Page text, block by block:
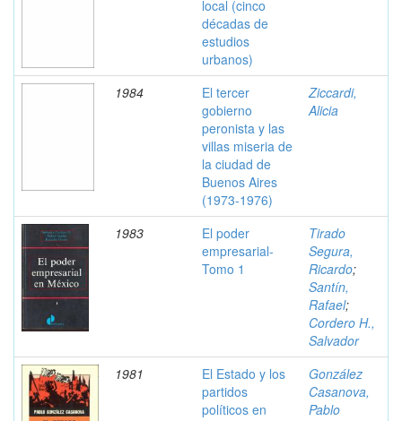
local (cinco
décadas de
estudios
urbanos)
1984
El tercer
gobierno
peronista y las
villas miseria de
la ciudad de
Buenos Aires
(1973-1976)
Ziccardi,
Alicia
1983
El poder
empresarial-
Tomo 1
Tirado
Segura,
Ricardo;
Santín,
Rafael;
Cordero H.,
Salvador
1981
El Estado y los
partidos
políticos en
González
Casanova,
Pablo